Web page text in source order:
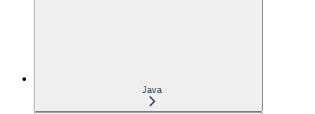
Java